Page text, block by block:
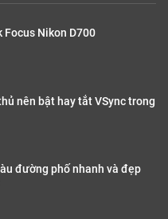
Focus Nikon D700
nên bật hay tắt VSync trong
đường phố nhanh và đẹp